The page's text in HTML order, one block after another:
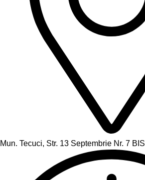
Mun. Tecuci, Str. 13 Septembrie Nr. 7 BIS